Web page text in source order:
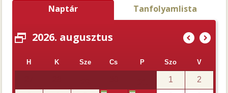
Naptár Tanfolyamlista
2026. augusztus )
(
H K Sze Cs P Szo V
1 2